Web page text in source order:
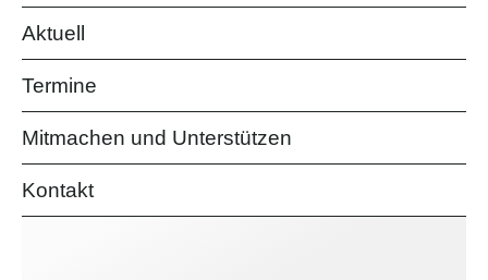
Aktuell
Termine
Mitmachen und Unterstützen
Kontakt